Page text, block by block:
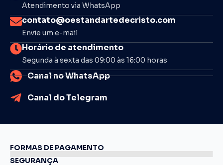
Atendimento via WhatsApp
contato@oestandartedecristo.com
Envie um e-mail
Horário de atendimento
Segunda à sexta das 09:00 às 16:00 horas
Canal no WhatsApp
Canal do Telegram
FORMAS DE PAGAMENTO
SEGURANÇA